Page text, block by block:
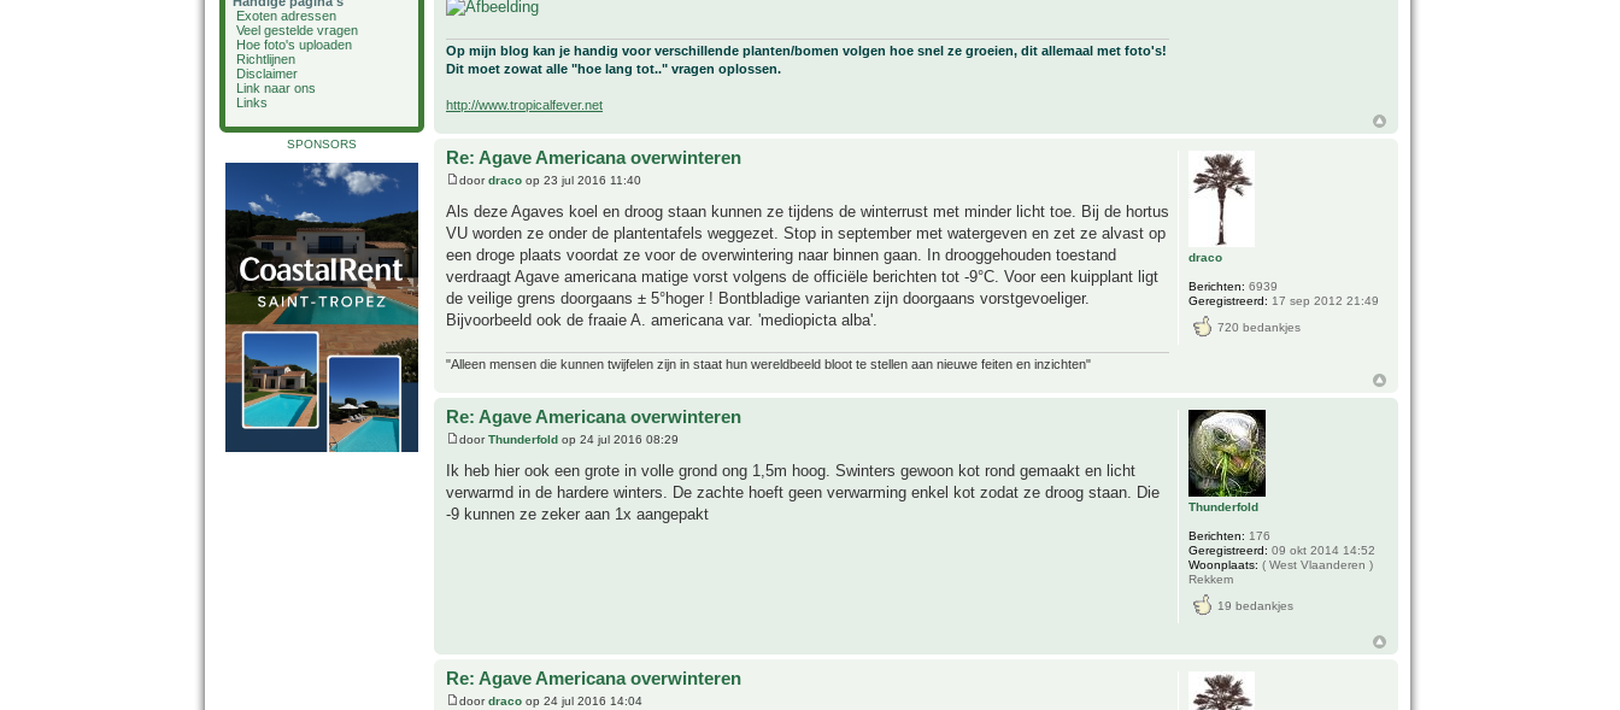
Exoten adressen
Veel gestelde vragen
Hoe foto's uploaden
Richtlijnen
Disclaimer
Link naar ons
Links
SPONSORS
Op mijn blog kan je handig voor verschillende planten/bomen volgen hoe snel ze groeien, dit allemaal met foto's!
Dit moet zowat alle "hoe lang tot.." vragen oplossen.
http://www.tropicalfever.net
Re: Agave Americana overwinteren
doordraco op 23 jul 2016 11:40
Als deze Agaves koel en droog staan kunnen ze tijdens de winterrust met minder licht toe. Bij de hortus
VU worden ze onder de plantentafels weggezet. Stop in september met watergeven en zet ze alvast op
een droge plaats voordat ze voor de overwintering naar binnen gaan. In drooggehouden toestand
verdraagt Agave americana matige vorst volgens de officiële berichten tot -9°C. Voor een kuipplant ligt
de veilige grens doorgaans ± 5°hoger ! Bontbladige varianten zijn doorgaans vorstgevoeliger.
Bijvoorbeeld ook de fraaie A. americana var. 'mediopicta alba'.
"Alleen mensen die kunnen twijfelen zijn in staat hun wereldbeeld bloot te stellen aan nieuwe feiten en inzichten"
draco
Berichten: 6939
Geregistreerd: 17 sep 2012 21:49
720 bedankjes
Re: Agave Americana overwinteren
doorThunderfold op 24 jul 2016 08:29
Ik heb hier ook een grote in volle grond ong 1,5m hoog. Swinters gewoon kot rond gemaakt en licht
verwarmd in de hardere winters. De zachte hoeft geen verwarming enkel kot zodat ze droog staan. Die
-9 kunnen ze zeker aan 1x aangepakt
Thunderfold
Berichten: 176
Geregistreerd: 09 okt 2014 14:52
Woonplaats: ( West Vlaanderen )
Rekkem
19 bedankjes
Re: Agave Americana overwinteren
doordraco op 24 jul 2016 14:04